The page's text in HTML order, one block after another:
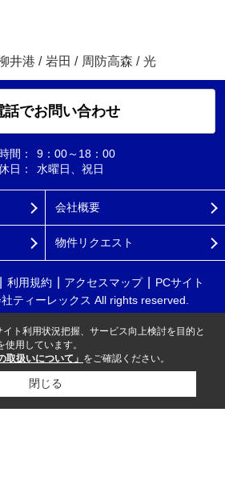
井港 / 岩田 / 周防高森 / 光
話でお問い合わせ
間：
9：00～18：00
日：
水曜日、祝日
会社概要
物件リクエスト
利用規約 アクセスマップ
PCサイト
ティーレックス All rights reserved.
ト利用状況把握、サービス向上検討を目的と
用しています。
取扱いについて」 をご確認ください。
閉じる